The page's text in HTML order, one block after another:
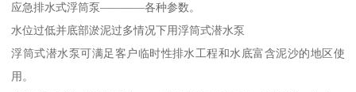
应急排水式浮筒泵————各种参数。
水位过低并底部淤泥过多情况下用浮筒式潜水泵
浮筒式潜水泵可满足客户临时性排水工程和水底富含泥沙的地区使
用。